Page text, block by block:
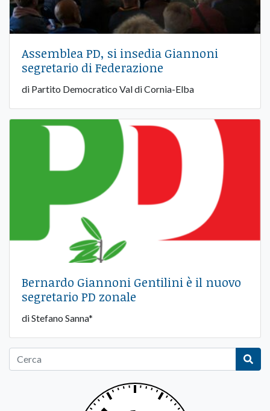
Assemblea PD, si insedia Giannoni
segretario di Federazione
di Partito Democratico Val di Cornia-Elba
Bernardo Giannoni Gentilini è il nuovo
segretario PD zonale
di Stefano Sanna*